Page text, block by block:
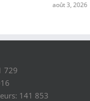
août 3, 2026
729
141 853